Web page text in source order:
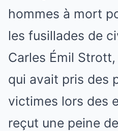
hommes à mort
les fusillades de
Carles Émil
qui avait pris des
victimes lors des
reçut une peine